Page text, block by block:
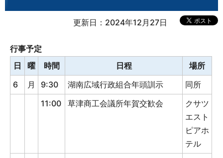
更新日：2024年12月27日
行事予定
日
曜 時間 日程
場所
6
月 9:30 湖南広域行政組合年頭訓示
同所
11:00
草津商工会議所年賀交歓会
クサツ
エスト
ピアホ
テル